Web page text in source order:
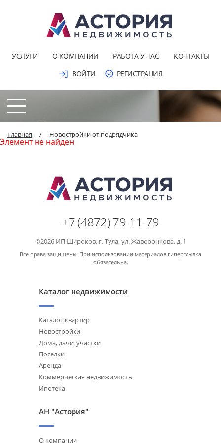
УСЛУГИ О КОМПАНИИ РАБОТА У НАС
КОНТАКТЫ
ВОЙТИ
РЕГИСТРАЦИЯ
Главная / Новостройки от подрядчика
Элемент не найден
+7 (4872) 79-11-79
©2026 ИП Широков, г. Тула, ул. Жаворонкова, д. 1
Все права защищены. При использовании материалов гиперссылка
обязательна.
Каталог недвижимости
Каталог квартир
Новостройки
Дома, дачи, участки
Поселки
Аренда
Коммерческая недвижимость
Ипотека
АН "Астория"
О компании